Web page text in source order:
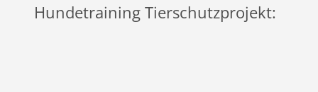
Hundetraining Tierschutzprojekt: